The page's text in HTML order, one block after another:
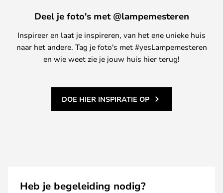
Deel je foto's met @lampemesteren
Inspireer en laat je inspireren, van het ene unieke huis
naar het andere. Tag je foto's met #yesLampemesteren
en wie weet zie je jouw huis hier terug!
DOE HIER INSPIRATIE OP
Heb je begeleiding nodig?